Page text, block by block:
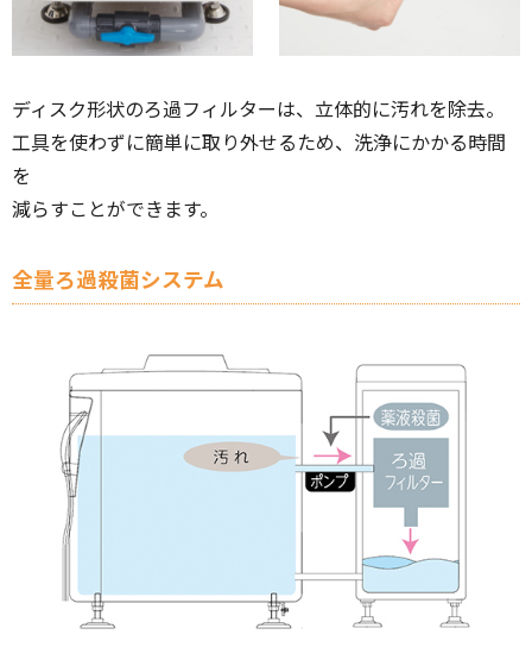
ディスク形状のろ過フィルターは、立体的に汚れを除去。
工具を使わずに簡単に取り外せるため、洗浄にかかる時間
を
減らすことができます。
全量ろ過殺菌システム